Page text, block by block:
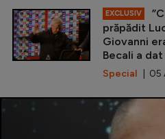
EXCLUSIV
prăpădit
Giovanni
Becali a
Special | 05